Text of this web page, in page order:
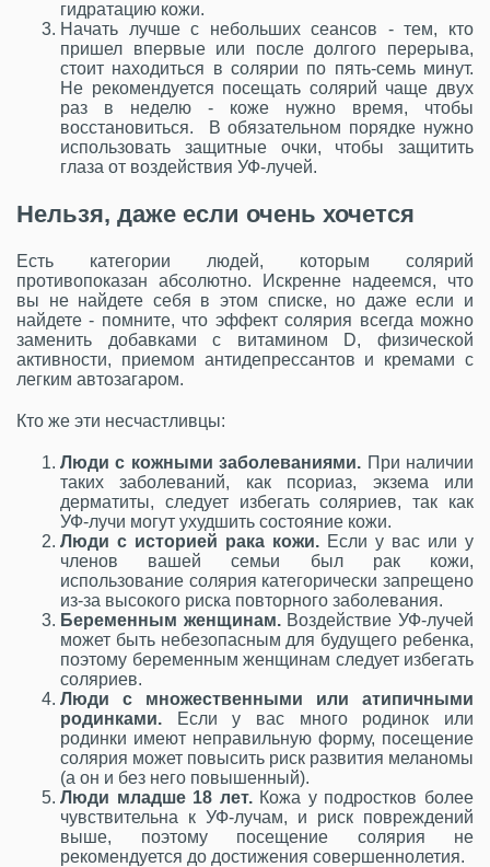
гидратацию кожи.
Начать лучше с небольших сеансов - тем, кто
пришел впервые или после долгого перерыва,
стоит находиться в солярии по пять-семь минут.
Не рекомендуется посещать солярий чаще двух
раз в неделю - коже нужно время, чтобы
восстановиться. В обязательном порядке нужно
использовать защитные очки, чтобы защитить
глаза от воздействия УФ-лучей.
Нельзя, даже если очень хочется
Есть категории людей, которым солярий
противопоказан абсолютно. Искренне надеемся, что
вы не найдете себя в этом списке, но даже если и
найдете - помните, что эффект солярия всегда можно
заменить добавками с витамином D, физической
активности, приемом антидепрессантов и кремами с
легким автозагаром.
Кто же эти несчастливцы:
Люди с кожными заболеваниями. При наличии
таких заболеваний, как псориаз, экзема или
дерматиты, следует избегать соляриев, так как
УФ-лучи могут ухудшить состояние кожи.
Люди с историей рака кожи. Если у вас или у
членов вашей семьи был рак кожи,
использование солярия категорически запрещено
из-за высокого риска повторного заболевания.
Беременным женщинам.Воздействие УФ-лучей
может быть небезопасным для будущего ребенка,
поэтому беременным женщинам следует избегать
соляриев.
Люди с множественными или атипичными
родинками. Если у вас много родинок или
родинки имеют неправильную форму, посещение
солярия может повысить риск развития меланомы
(а он и без него повышенный).
Люди младше 18 лет.Кожа у подростков более
чувствительна к УФ-лучам, и риск повреждений
выше, поэтому посещение солярия не
рекомендуется до достижения совершеннолетия.